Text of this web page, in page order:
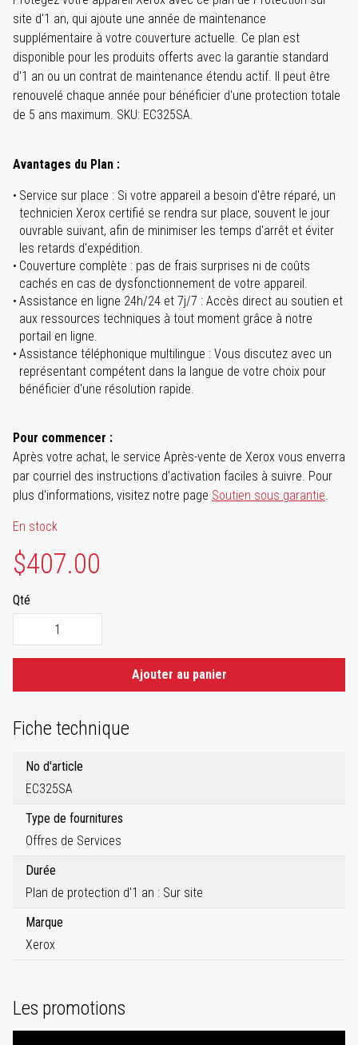
site d'1 an, qui ajoute une année de maintenance
supplémentaire à votre couverture actuelle. Ce plan est
disponible pour les produits offerts avec la garantie standard
d'1 an ou un contrat de maintenance étendu actif. Il peut être
renouvelé chaque année pour bénéficier d'une protection totale
de 5 ans maximum. SKU: EC325SA.
Avantages du Plan :
Service sur place : Si votre appareil a besoin d'être réparé, un
technicien Xerox certifié se rendra sur place, souvent le jour
ouvrable suivant, afin de minimiser les temps d'arrêt et éviter
les retards d'expédition.
Couverture complète : pas de frais surprises ni de coûts
cachés en cas de dysfonctionnement de votre appareil.
Assistance en ligne 24h/24 et 7j/7 : Accès direct au soutien et
aux ressources techniques à tout moment grâce à notre
portail en ligne.
Assistance téléphonique multilingue : Vous discutez avec un
représentant compétent dans la langue de votre choix pour
bénéficier d'une résolution rapide.
Pour commencer :
Après votre achat, le service Après-vente de Xerox vous enverra
par courriel des instructions d'activation faciles à suivre. Pour
plus d'informations, visitez notre page Soutien sous garantie.
En stock
$407.00
Qté
Ajouter au panier
Fiche technique
No d'article
EC325SA
Type de fournitures
Offres de Services
Durée
Plan de protection d'1 an : Sur site
Marque
Xerox
Les promotions